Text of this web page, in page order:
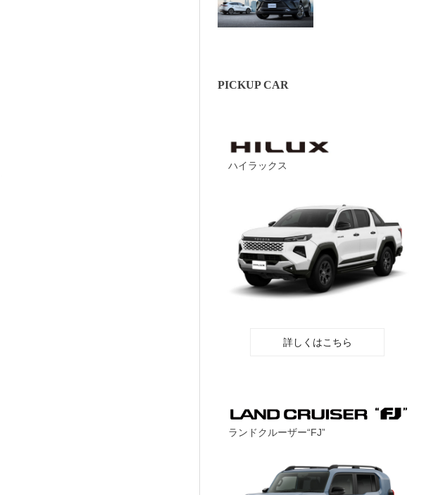
PICKUP CAR
ハイラックス
詳しくはこちら
ランドクルーザー“FJ”